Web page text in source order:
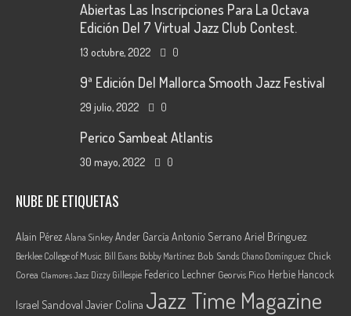
Abiertas Las Inscripciones Para La Octava
Edición Del 7 Virtual Jazz Club Contest.
13 octubre, 2022 0
9ª Edición Del Mallorca Smooth Jazz Festival
29 julio, 2022 0
Perico Sambeat Atlantis
30 mayo, 2022 0
NUBE DE ETIQUETAS
Alain Pérez Alana SinkeyAnder García Antonio Serrano Ariel Brínguez
Berklee College of Music Bill Evans Bobby Martínez Bob Sands Chano Domínguez Chick
Corea Clamores Jazz Dizzy Gillespie Federico Lechner Georvis Pico Herbie Hancock
Israel Sandoval Javier Colina Jazz Time Magazine